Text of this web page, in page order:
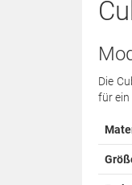
Die
für ein